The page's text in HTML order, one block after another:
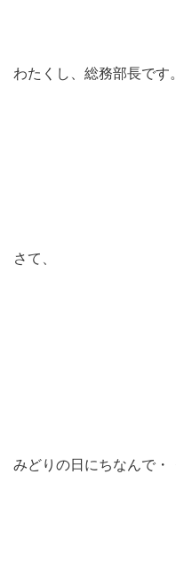
わたくし、総務部長です。
さて、
みどりの日にちなんで・